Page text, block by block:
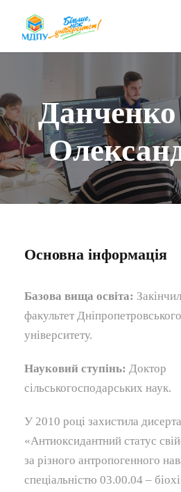
Основна інформація
Базова вища освіта:
факультет
університету.
Науковий ступінь: Доктор
сільськогосподарських наук.
У 2010 році захистила
«Антиоксидантний статус
за різного антропогенного
спеціальністю 03.00.04 –